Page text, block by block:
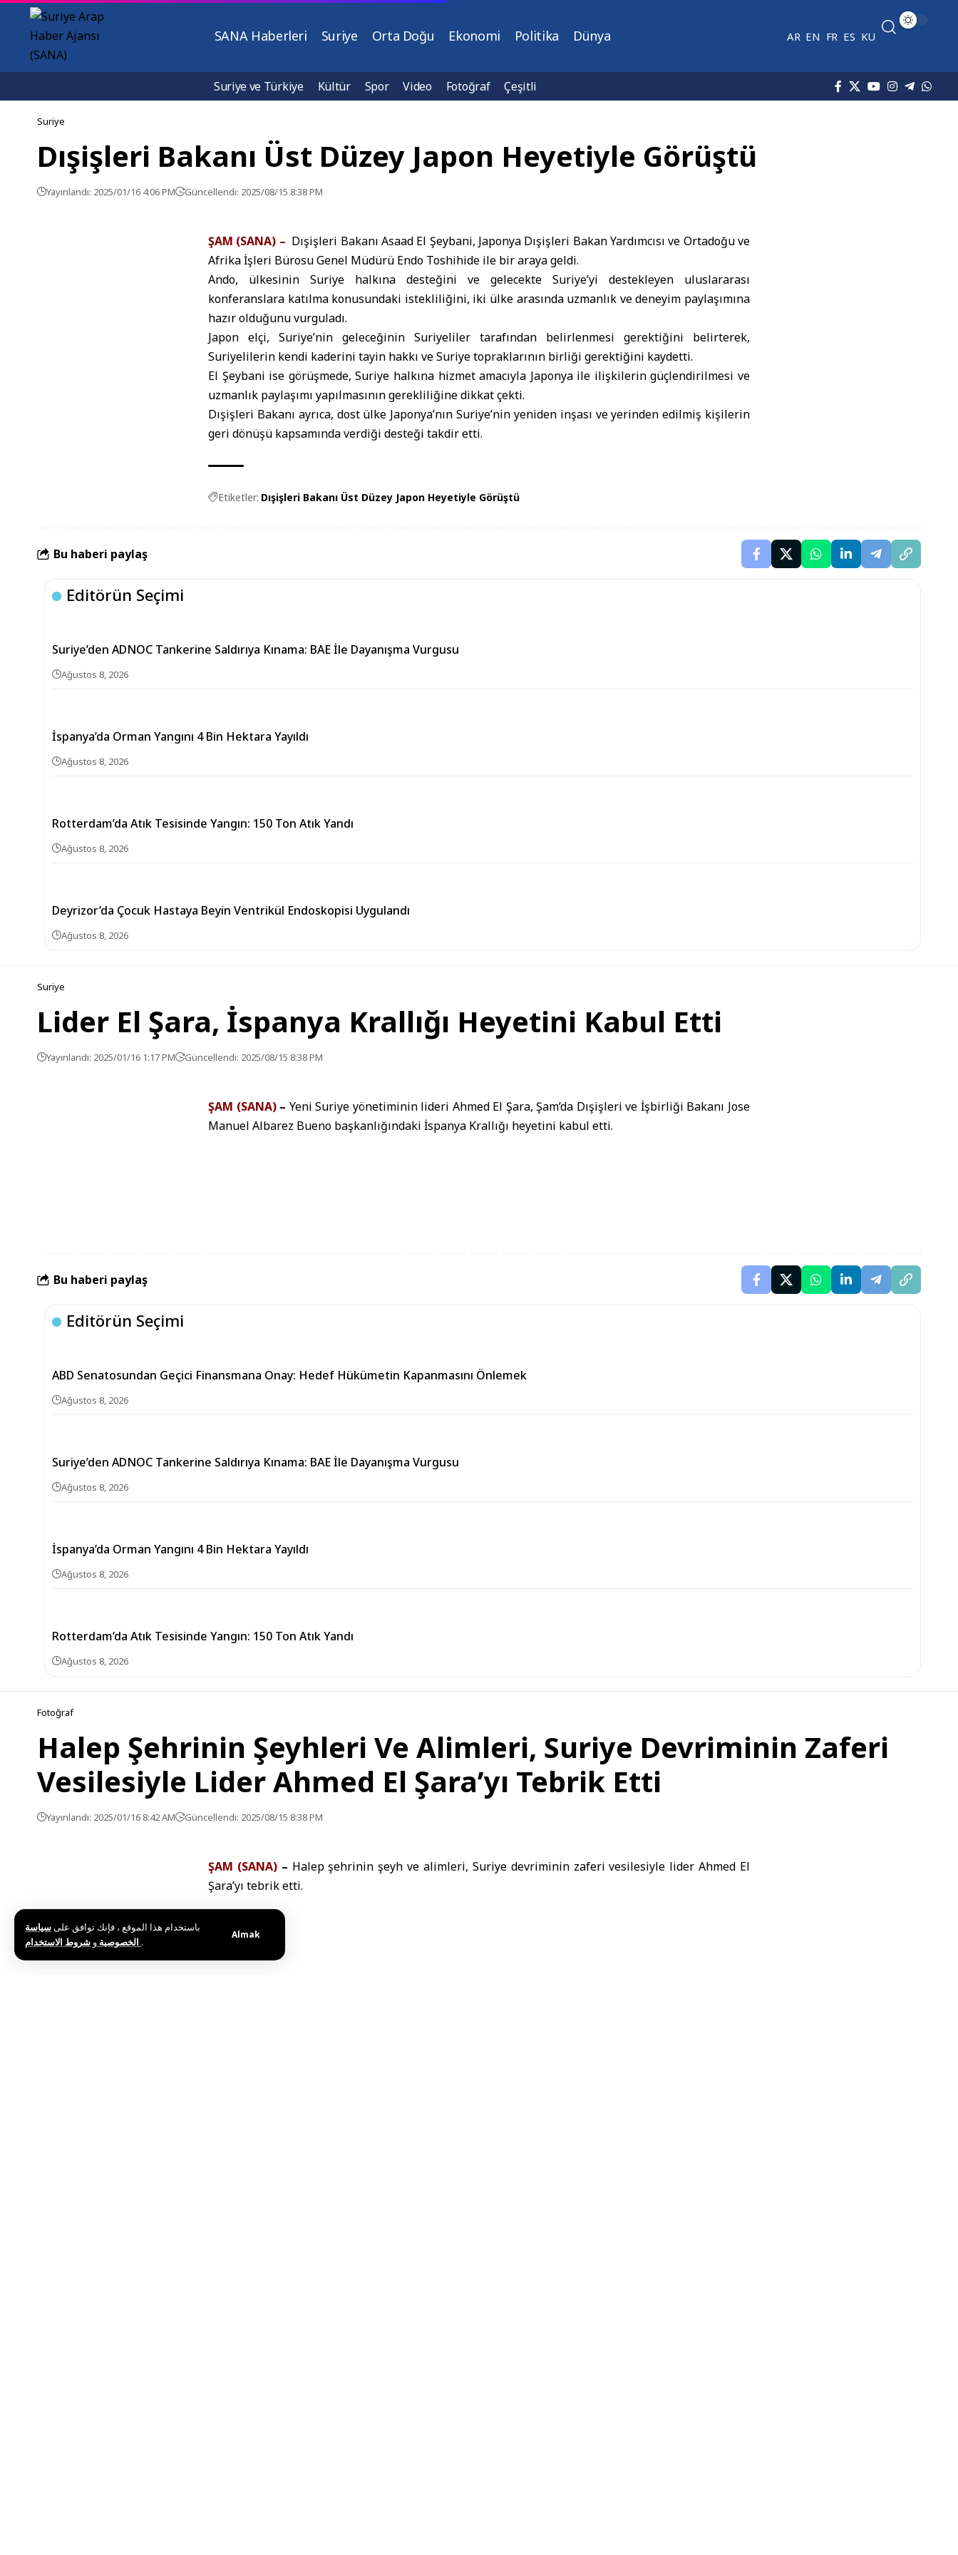
باستخدام هذا الموقع ، فإنك توافق علىسياسة
الخصوصية و .
Almak
SANA Haberleri Suriye Orta Doğu Ekonomi Politika Dünya AR EN FR ES KU
Suriye ve Türkiye Kültür Spor Video Fotoğraf Çeşitli
Suriye
Dışişleri Bakanı Üst Düzey Japon Heyetiyle Görüştü
Yayınlandı: 2025/01/16 4:06 PM Güncellendi: 2025/08/15 8:38 PM
ŞAM (SANA) – Dışişleri Bakanı Asaad El Şeybani, Japonya Dışişleri Bakan Yardımcısı ve Ortadoğu ve
Afrika İşleri Bürosu Genel Müdürü Endo Toshihide ile bir araya geldi.
Ando, ​​ülkesinin Suriye halkına desteğini ve gelecekte Suriye’yi destekleyen uluslararası
konferanslara katılma konusundaki istekliliğini, iki ülke arasında uzmanlık ve deneyim paylaşımına
hazır olduğunu vurguladı.
Japon elçi, Suriye’nin geleceğinin Suriyeliler tarafından belirlenmesi gerektiğini belirterek,
Suriyelilerin kendi kaderini tayin hakkı ve Suriye topraklarının birliği gerektiğini kaydetti.
El Şeybani ise görüşmede, Suriye halkına hizmet amacıyla Japonya ile ilişkilerin güçlendirilmesi ve
uzmanlık paylaşımı yapılmasının gerekliliğine dikkat çekti.
Dışişleri Bakanı ayrıca, dost ülke Japonya’nın Suriye’nin yeniden inşası ve yerinden edilmiş kişilerin
geri dönüşü kapsamında verdiği desteği takdir etti.
Etiketler: Dışişleri Bakanı Üst Düzey Japon Heyetiyle Görüştü
Bu haberi paylaş
Editörün Seçimi
Suriye’den ADNOC Tankerine Saldırıya Kınama: BAE İle Dayanışma Vurgusu
Ağustos 8, 2026
İspanya’da Orman Yangını 4 Bin Hektara Yayıldı
Ağustos 8, 2026
Rotterdam’da Atık Tesisinde Yangın: 150 Ton Atık Yandı
Ağustos 8, 2026
Deyrizor’da Çocuk Hastaya Beyin Ventrikül Endoskopisi Uygulandı
Ağustos 8, 2026
Suriye
Lider El Şara, İspanya Krallığı Heyetini Kabul Etti
Yayınlandı: 2025/01/16 1:17 PM Güncellendi: 2025/08/15 8:38 PM
ŞAM (SANA)– Yeni Suriye yönetiminin lideri Ahmed El Şara, Şam’da Dışişleri ve İşbirliği Bakanı Jose
Manuel Albarez Bueno başkanlığındaki İspanya Krallığı heyetini kabul etti.
Bu haberi paylaş
Editörün Seçimi
ABD Senatosundan Geçici Finansmana Onay: Hedef Hükümetin Kapanmasını Önlemek
Ağustos 8, 2026
Suriye’den ADNOC Tankerine Saldırıya Kınama: BAE İle Dayanışma Vurgusu
Ağustos 8, 2026
İspanya’da Orman Yangını 4 Bin Hektara Yayıldı
Ağustos 8, 2026
Rotterdam’da Atık Tesisinde Yangın: 150 Ton Atık Yandı
Ağustos 8, 2026
Fotoğraf
Halep Şehrinin Şeyhleri ​​Ve Alimleri, Suriye Devriminin Zaferi
Vesilesiyle Lider Ahmed El Şara’yı Tebrik Etti
Yayınlandı: 2025/01/16 8:42 AM Güncellendi: 2025/08/15 8:38 PM
ŞAM (SANA)– Halep şehrinin şeyh ​​ve alimleri, Suriye devriminin zaferi vesilesiyle lider Ahmed El
Şara’yı tebrik etti.